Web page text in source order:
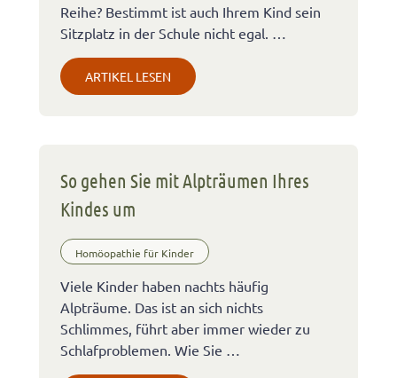
Reihe? Bestimmt ist auch Ihrem Kind sein
Sitzplatz in der Schule nicht egal. …
ARTIKEL LESEN
So gehen Sie mit Alpträumen Ihres
Kindes um
Homöopathie für Kinder
Viele Kinder haben nachts häufig
Alpträume. Das ist an sich nichts
Schlimmes, führt aber immer wieder zu
Schlafproblemen. Wie Sie …